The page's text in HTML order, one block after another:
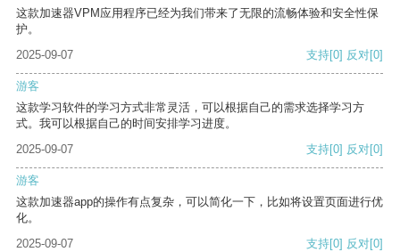
这款加速器VPM应用程序已经为我们带来了无限的流畅体验和安全性保
护。
2025-09-07
支持[0] 反对[0]
游客
这款学习软件的学习方式非常灵活，可以根据自己的需求选择学习方
式。我可以根据自己的时间安排学习进度。
2025-09-07
支持[0] 反对[0]
游客
这款加速器app的操作有点复杂，可以简化一下，比如将设置页面进行优
化。
2025-09-07
支持[0] 反对[0]